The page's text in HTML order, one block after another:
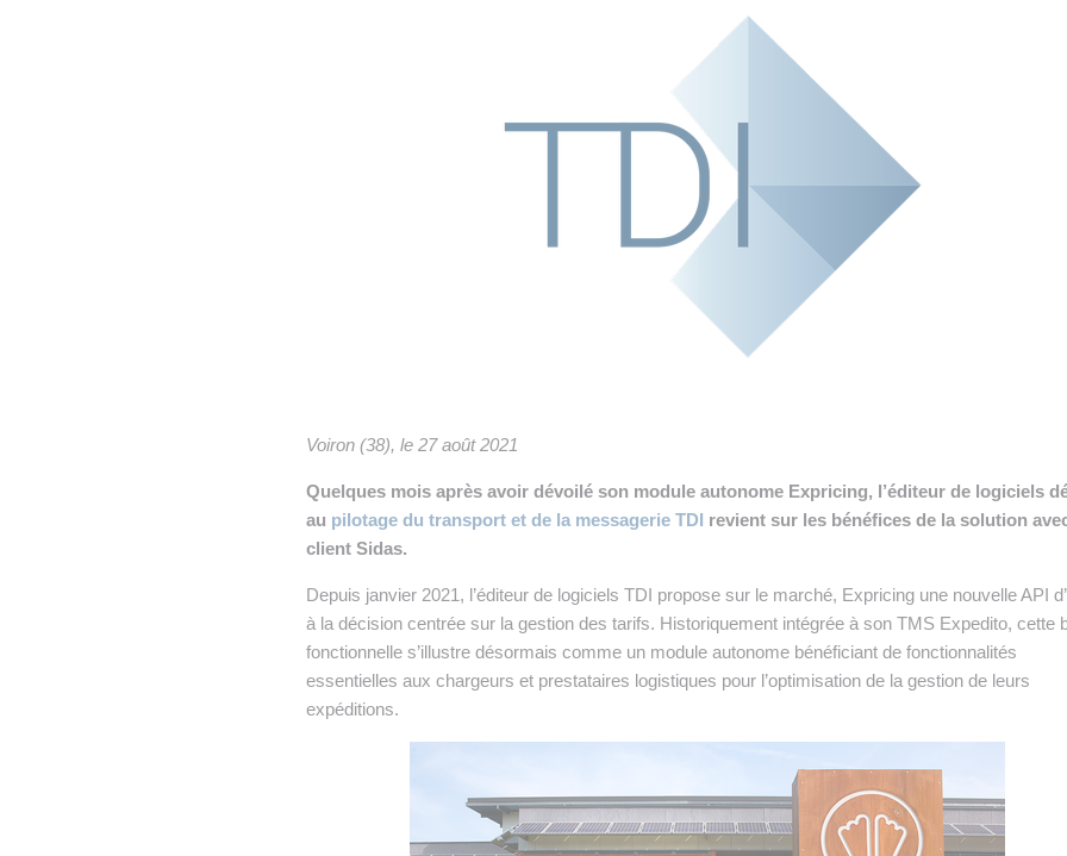
👉 PRENDRE LA PAROLE
• INTRALOGISTIQUE
• PRESTATION LOGISTIQUE
👉 INSCRIRE SA SOCIÉTÉ
Voiron (38), le 27 août 2021
Quelques mois après avoir dévoilé son module autonome Expricing, l’éditeur de logiciels
au pilotage du transport et de la messagerie TDI revient sur les bénéfices de la solution
client Sidas.
Depuis janvier 2021, l’éditeur de logiciels TDI propose sur le marché, Expricing une nouvelle API
à la décision centrée sur la gestion des tarifs. Historiquement intégrée à son TMS Expedito, cette
fonctionnelle s’illustre désormais comme un module autonome bénéficiant de fonctionnalités
essentielles aux chargeurs et prestataires logistiques pour l’optimisation de la gestion de leurs
expéditions.